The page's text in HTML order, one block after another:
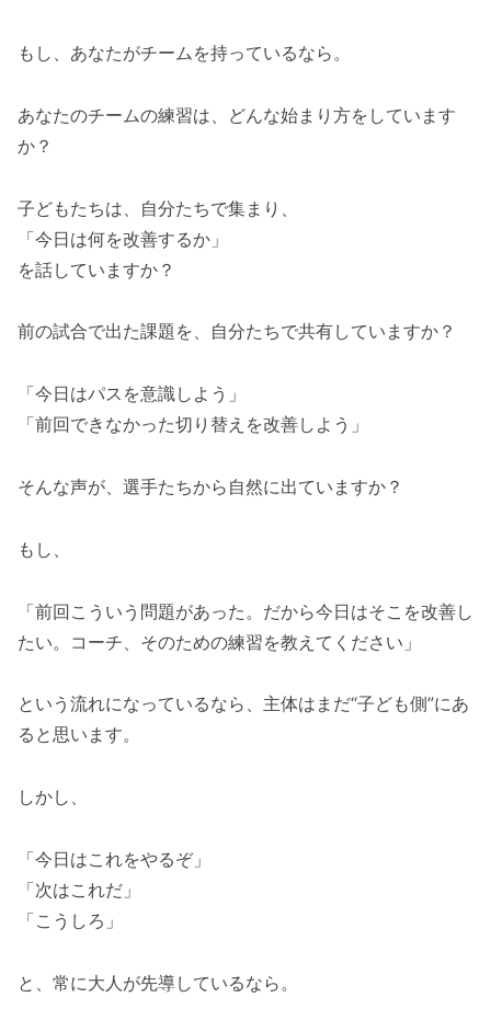
もし、あなたがチームを持っているなら。
あなたのチームの練習は、どんな始まり方をしています
か？
子どもたちは、自分たちで集まり、
「今日は何を改善するか」
を話していますか？
前の試合で出た課題を、自分たちで共有していますか？
「今日はパスを意識しよう」
「前回できなかった切り替えを改善しよう」
そんな声が、選手たちから自然に出ていますか？
もし、
「前回こういう問題があった。だから今日はそこを改善し
たい。コーチ、そのための練習を教えてください」
という流れになっているなら、主体はまだ“子ども側”にあ
ると思います。
しかし、
「今日はこれをやるぞ」
「次はこれだ」
「こうしろ」
と、常に大人が先導しているなら。